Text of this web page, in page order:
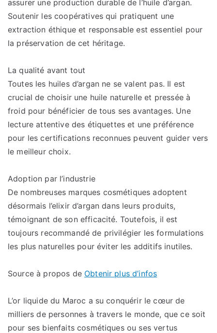
assurer une production durable de l’huile d’argan.
Soutenir les coopératives qui pratiquent une
extraction éthique et responsable est essentiel pour
la préservation de cet héritage.
La qualité avant tout
Toutes les huiles d’argan ne se valent pas. Il est
crucial de choisir une huile naturelle et pressée à
froid pour bénéficier de tous ses avantages. Une
lecture attentive des étiquettes et une préférence
pour les certifications reconnues peuvent guider vers
le meilleur choix.
Adoption par l’industrie
De nombreuses marques cosmétiques adoptent
désormais l’elixir d’argan dans leurs produits,
témoignant de son efficacité. Toutefois, il est
toujours recommandé de privilégier les formulations
les plus naturelles pour éviter les additifs inutiles.
Source à propos de Obtenir plus d’infos
L’or liquide du Maroc a su conquérir le cœur de
milliers de personnes à travers le monde, que ce soit
pour ses bienfaits cosmétiques ou ses vertus